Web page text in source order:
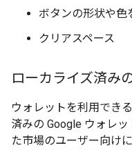
ボタンの形状や色
クリアスペース
ローカライズ済み
ウォレットを利用でき
済みの Google ウォレ
た市場のユーザー向け